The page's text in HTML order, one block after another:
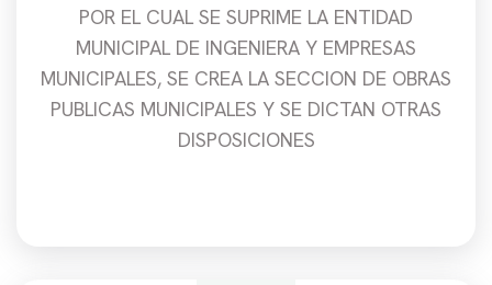
POR EL CUAL SE SUPRIME LA ENTIDAD
MUNICIPAL DE INGENIERA Y EMPRESAS
MUNICIPALES, SE CREA LA SECCION DE OBRAS
PUBLICAS MUNICIPALES Y SE DICTAN OTRAS
DISPOSICIONES